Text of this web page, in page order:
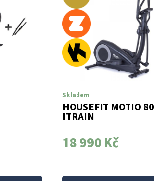
Skladem
HOUSEFIT MOTIO 80
ITRAIN
18 990 Kč